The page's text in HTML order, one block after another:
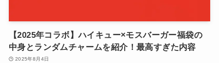
【2025年コラボ】ハイキュー×モスバーガー福袋の
中身とランダムチャームを紹介！最高すぎた内容
2025年8月4日